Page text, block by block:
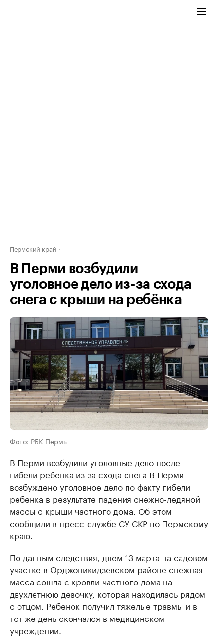
Пермский край
В Перми возбудили
уголовное дело из-за схода
снега с крыши на ребёнка
Фото: РБК Пермь
В Перми возбудили уголовные дело после
гибели ребенка из-за схода снега В Перми
возбуждено уголовное дело по факту гибели
ребенка в результате падения снежно-ледяной
массы с крыши частного дома. Об этом
сообщили в пресс-службе СУ СКР по Пермскому
краю.
По данным следствия, днем 13 марта на садовом
участке в Орджоникидзевском районе снежная
масса сошла с кровли частного дома на
двухлетнюю девочку, которая находилась рядом
с отцом. Ребенок получил тяжелые травмы и в
тот же день скончался в медицинском
учреждении.